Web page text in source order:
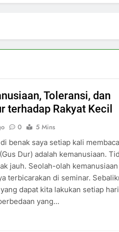
Toleransi, dan
terhadap Rakyat Kecil
0
5 Mins
benak saya setiap kali
Dur) adalah kemanusiaan.
jauh. Seolah-olah kemanusiaan
terbicarakan di seminar.
dapat kita lakukan setiap
yang…